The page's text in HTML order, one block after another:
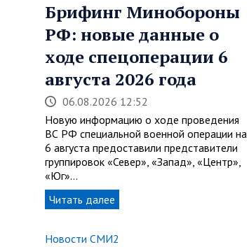
Брифинг Минобороны
РФ: новые данные о
ходе спецоперации 6
августа 2026 года
06.08.2026 12:52
Новую информацию о ходе проведения
ВС РФ специальной военной операции на
6 августа предоставили представители
группировок «Север», «Запад», «Центр»,
«Юг»…
Читать далее
Новости СМИ2